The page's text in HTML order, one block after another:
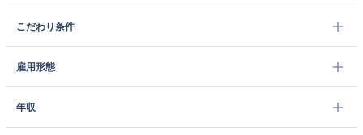
こだわり条件
雇用形態
年収